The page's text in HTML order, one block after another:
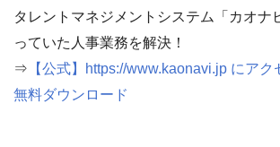
タレントマネジメントシステム「カオナ
っていた人事業務を解決！
⇒ 【公式】https://www.kaonavi.jp にア
無料ダウンロード